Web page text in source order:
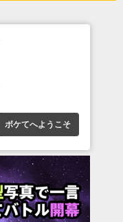
ボケてへようこそ